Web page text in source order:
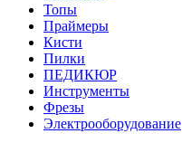
Топы
Праймеры
Кисти
Пилки
ПЕДИКЮР
Инструменты
Фрезы
Электрооборудование